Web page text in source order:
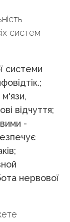
систем
системи
відчуття;
-
нервової